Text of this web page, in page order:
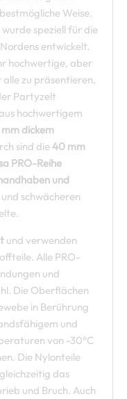
Weise.
speziell für die
entwickelt.
hochwertige, aber
zu präsentieren,
Partyzelt
hochwertigem
mm dickem
sind die 40 mm
PRO-Reihe
und
schwächeren
und verwenden
Alle PRO-
und
Die Oberflächen
in Berührung
und
von -30°C
Die Nylonteile
das
und Bruch. Auch